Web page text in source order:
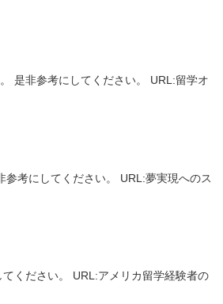
是非参考にしてください。 URL:留学オ
考にしてください。 URL:夢実現へのス
ください。 URL:アメリカ留学経験者の